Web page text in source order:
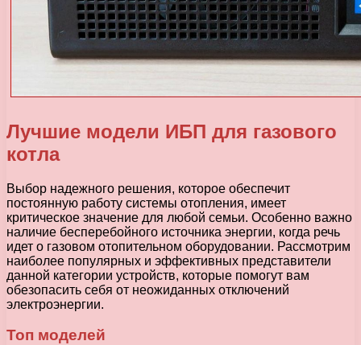
Лучшие модели ИБП для газового
котла
Выбор надежного решения, которое обеспечит
постоянную работу системы отопления, имеет
критическое значение для любой семьи. Особенно важно
наличие бесперебойного источника энергии, когда речь
идет о газовом отопительном оборудовании. Рассмотрим
наиболее популярных и эффективных представители
данной категории устройств, которые помогут вам
обезопасить себя от неожиданных отключений
электроэнергии.
Топ моделей